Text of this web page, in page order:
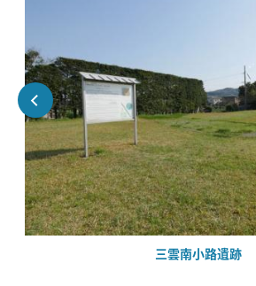
三雲南小路遺跡